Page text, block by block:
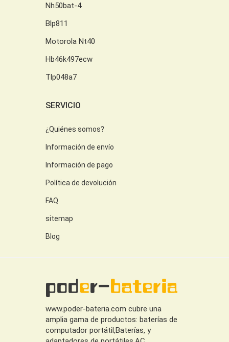
Nh50bat-4
Blp811
Motorola Nt40
Hb46k497ecw
Tlp048a7
SERVICIO
¿Quiénes somos?
Información de envío
Información de pago
Política de devolución
FAQ
sitemap
Blog
www.poder-bateria.com cubre una
amplia gama de productos: baterías de
computador portátil,Baterías, y